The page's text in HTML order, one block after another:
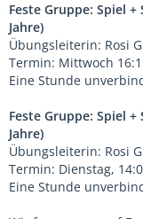
Feste Gruppe: Spiel
Jahre)
Übungsleiterin: Rosi
Termin: Mittwoch
Eine Stunde
Feste Gruppe: Spiel
Jahre)
Übungsleiterin: Rosi
Termin: Dienstag,
Eine Stunde